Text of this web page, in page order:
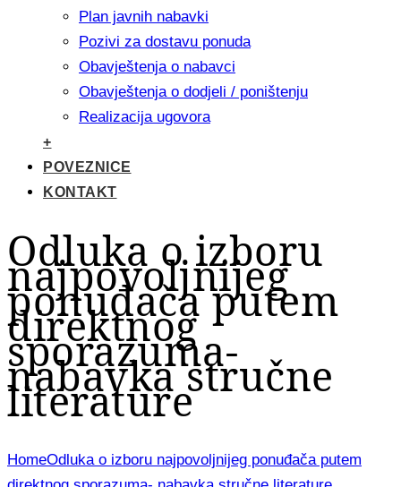
Plan javnih nabavki
Pozivi za dostavu ponuda
Obavještenja o nabavci
Obavještenja o dodjeli / poništenju
Realizacija ugovora
+
POVEZNICE
KONTAKT
Odluka o izboru
najpovoljnijeg
ponuđača putem
direktnog
sporazuma-
nabavka stručne
literature
HomeOdluka o izboru najpovoljnijeg ponuđača putem